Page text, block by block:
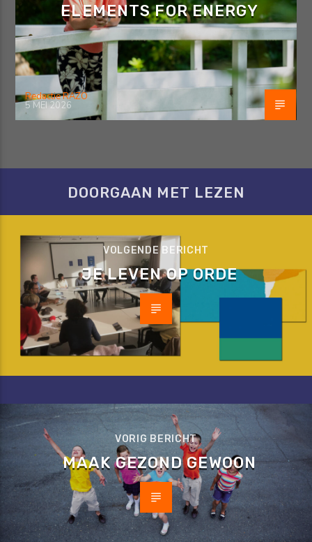
ELEMENTS FOR ENERGY
Redactie RAZO
5 MEI 2026
DOORGAAN MET LEZEN
VOLGENDE BERICHT
JE LEVEN OP ORDE
VORIG BERICHT
MAAK GEZOND GEWOON